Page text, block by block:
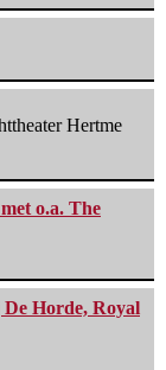
Hertme
o.a. The
Horde, Royal